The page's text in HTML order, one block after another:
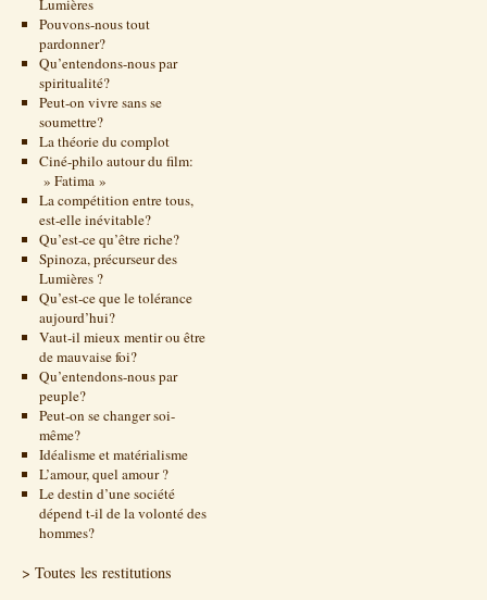
Lumières
Pouvons-nous tout
pardonner?
Qu’entendons-nous par
spiritualité?
Peut-on vivre sans se
soumettre?
La théorie du complot
Ciné-philo autour du film:
» Fatima »
La compétition entre tous,
est-elle inévitable?
Qu’est-ce qu’être riche?
Spinoza, précurseur des
Lumières ?
Qu’est-ce que le tolérance
aujourd’hui?
Vaut-il mieux mentir ou être
de mauvaise foi?
Qu’entendons-nous par
peuple?
Peut-on se changer soi-
même?
Idéalisme et matérialisme
L’amour, quel amour ?
Le destin d’une société
dépend t-il de la volonté des
hommes?
> Toutes les restitutions